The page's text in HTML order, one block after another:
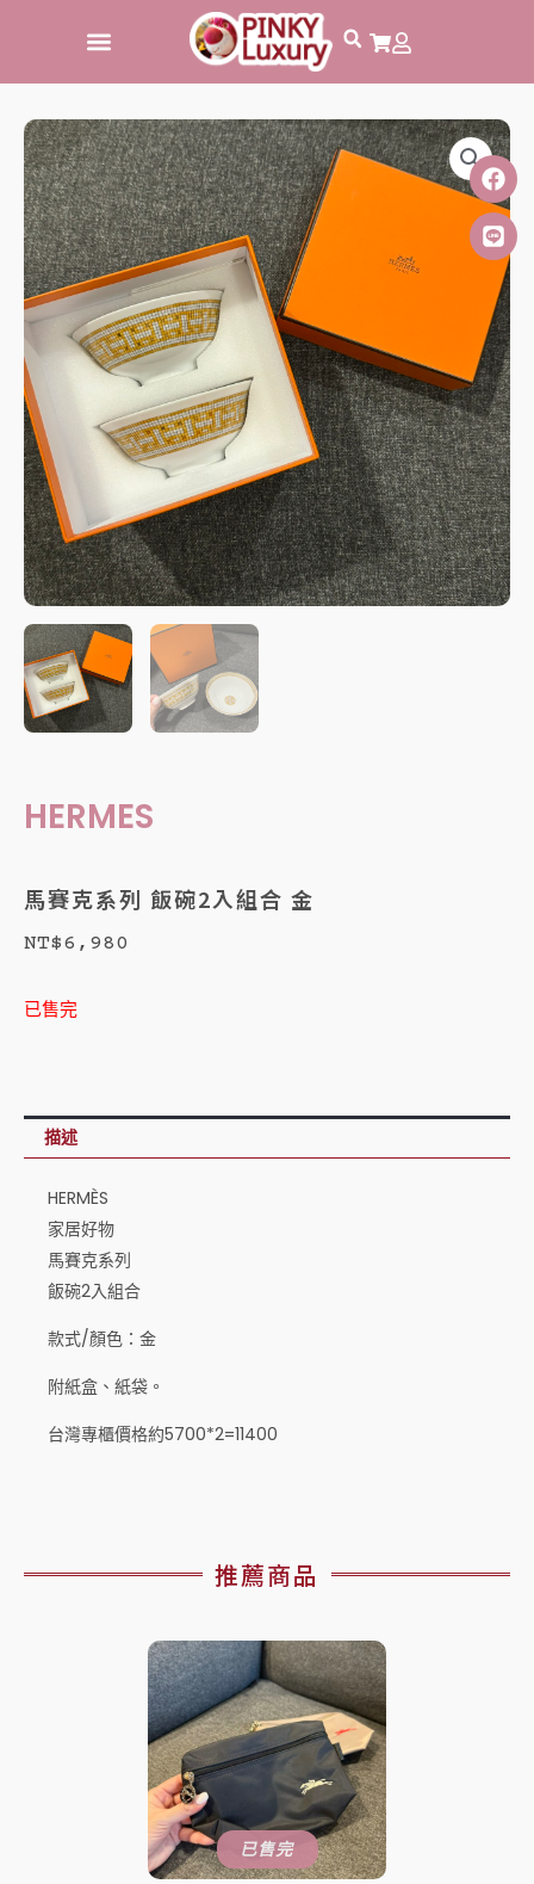
主
HERMES
馬賽克系列 飯碗2入組合 金
NT$6,980
已售完
描述
HERMÈS
家居好物
馬賽克系列
飯碗2入組合
款式/顏色：金
附紙盒、紙袋。
台灣專櫃價格約5700*2=11400
推薦商品
已售完